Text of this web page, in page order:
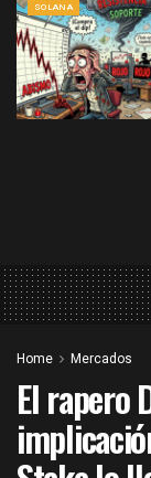
SOLANA
Home Mercados
El rapero